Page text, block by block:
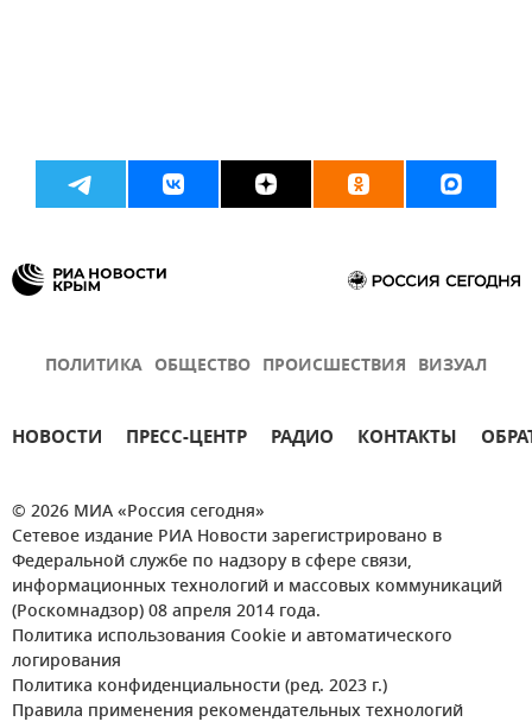
ПОЛИТИКА ОБЩЕСТВО ПРОИСШЕСТВИЯ ВИЗУАЛ
НОВОСТИ ПРЕСС-ЦЕНТР РАДИО КОНТАКТЫ
© 2026 МИА «Россия сегодня»
Сетевое издание РИА Новости зарегистрировано в
Федеральной службе по надзору в сфере связи,
информационных технологий и массовых коммуникаций
(Роскомнадзор) 08 апреля 2014 года.
Политика использования Cookie и автоматического
логирования
Политика конфиденциальности (ред. 2023 г.)
Правила применения рекомендательных технологий